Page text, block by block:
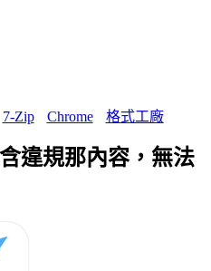
7-Zip Chrome 格式工廠
違規那內容，無法